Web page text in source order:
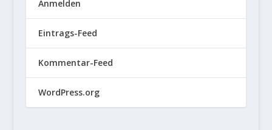
Anmelden
Eintrags-Feed
Kommentar-Feed
WordPress.org